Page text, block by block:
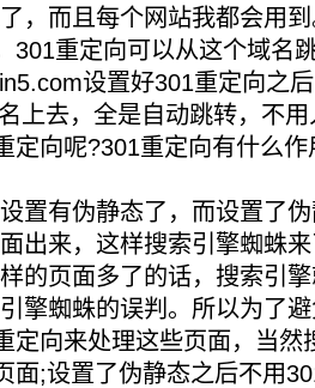
，而且每个网站我都会用
301重定向可以从这个域名
设置好301重定向之
上去，全是自动跳转，不
定向呢?301重定向有什么
有伪静态了，而设置了伪
出来，这样搜索引擎蜘蛛
的页面多了的话，搜索引
擎蜘蛛的误判。所以为了
定向来处理这些页面，当然
面;设置了伪静态之后不用